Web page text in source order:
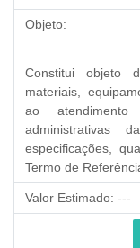
Objeto:
Constitui objeto
materiais,
ao
administrativas
especificações,
Termo de
Valor Estimado: ---